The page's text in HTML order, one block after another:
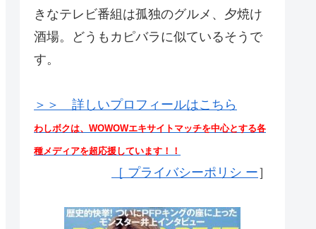
きなテレビ番組は孤独のグルメ、夕焼け
酒場。どうもカピバラに似ているそうで
す。
＞＞ 詳しいプロフィールはこちら
わしボクは、WOWOWエキサイトマッチを中心とする各
種メディアを超応援しています！！
［ プライバシーポリシ ー］